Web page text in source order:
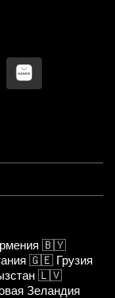
🇧🇾
🇬🇪 Грузия
🇱🇻
Зеландия